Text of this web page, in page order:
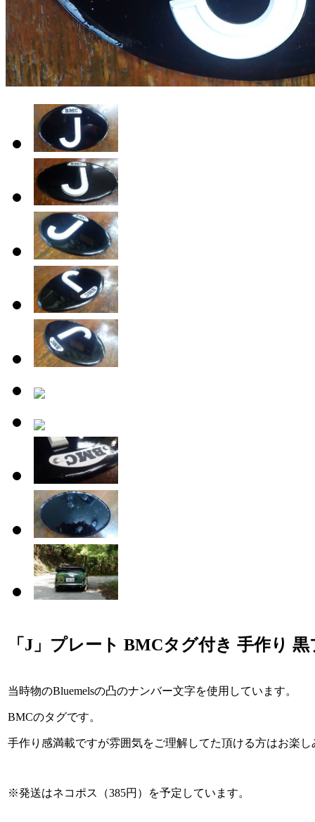
「J」プレート BMCタグ付き 手作り
当時物のBluemelsの凸のナンバー文字を使用しています。
BMCのタグです。
手作り感満載ですが雰囲気をご理解してた頂ける方はお楽し
※発送はネコポス（385円）を予定しています。